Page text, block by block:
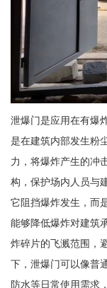
泄爆门是应用在有爆
是在建筑内部发生粉
力，将爆炸产生的冲
构，保护场内人员与
它阻挡爆炸发生，而
能够降低爆炸对建筑
炸碎片的飞溅范围，
下，泄爆门可以像普
防水等日常使用需求